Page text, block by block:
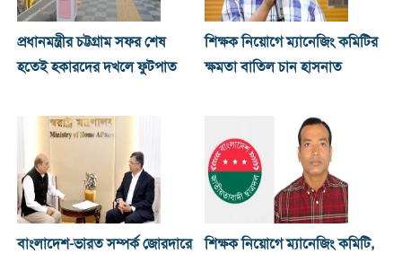
প্রধানমন্ত্রীর চট্টগ্রাম সফর শেষ
হতেই হকারদের দখলে ফুটপাত
শিক্ষক নিয়োগে ম্যানেজিং কমিটির
ক্ষমতা বাতিল চান হাসনাত
বাংলাদেশ-ভারত সম্পর্ক জোরদারে
শিক্ষক নিয়োগে ম্যানেজিং কমিটি,